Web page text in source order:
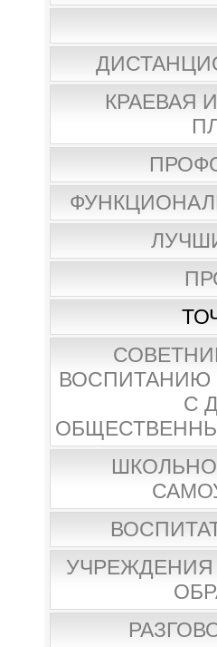
КРАЕВАЯ
ВОСПИТАНИЮ
С